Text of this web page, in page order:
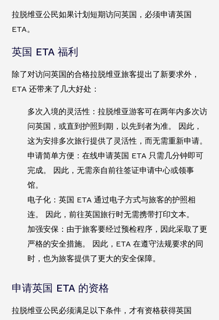
拉脱维亚公民如果计划短期访问英国，必须申请英国
ETA。
英国 ETA 福利
除了对访问英国的合格拉脱维亚旅客提出了新要求外，
ETA 还带来了几大好处：
多次入境的灵活性：拉脱维亚游客可在两年内多次访
问英国，或直到护照到期，以先到者为准。 因此，
这为安排多次旅行提供了灵活性，而无需重新申请。
申请简单方便：在线申请英国 ETA 只需几分钟即可
完成。 因此，无需亲自前往签证申请中心或领事
馆。
电子化：英国 ETA 通过电子方式与旅客的护照相
连。 因此，前往英国旅行时无需携带打印文本。
加强安保：由于旅客要经过预检程序，因此采取了更
严格的安全措施。 因此，ETA 在遵守法规要求的同
时，也为旅客提供了更大的安全保障。
申请英国 ETA 的资格
拉脱维亚公民必须满足以下条件，才有资格获得英国